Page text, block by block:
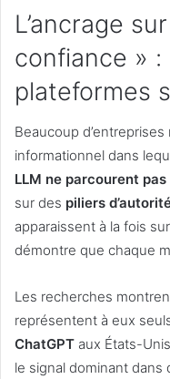
L’ancrage
confiance »
plateformes
Beaucoup
informationnel dans
LLM ne parcourent
sur des piliers
apparaissent à la fois
démontre que chaque
Les recherches
représentent à eux
ChatGPT aux États-
le signal dominant